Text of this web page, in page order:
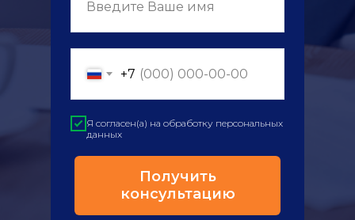
Введите Ваше имя
+7
Я согласен(а) на обработку персональных
данных
Получить
консультацию